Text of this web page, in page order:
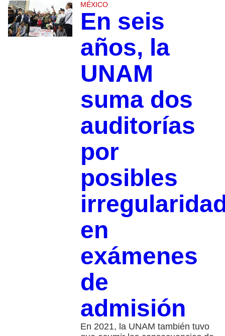
MÉXICO
En seis
años, la
UNAM
suma dos
auditorías
por
posibles
en
exámenes
de
admisión
En 2021, la UNAM también tuvo